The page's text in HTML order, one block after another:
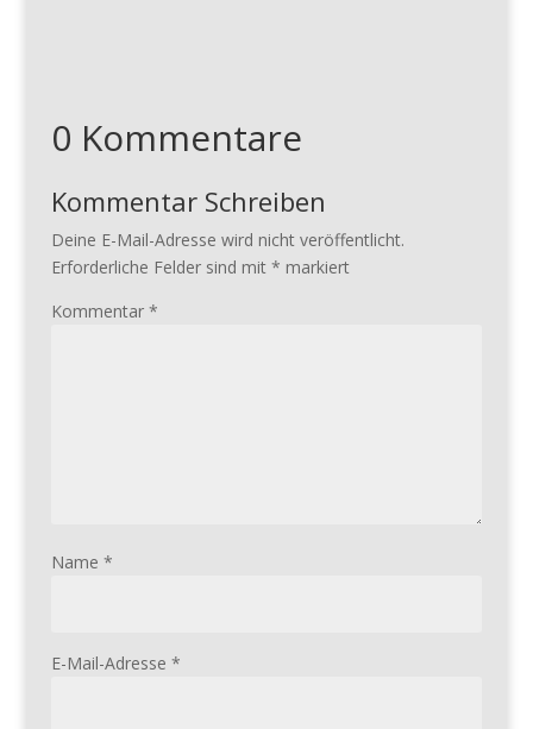
0 Kommentare
Kommentar Schreiben
Deine E-Mail-Adresse wird nicht veröffentlicht.
Erforderliche Felder sind mit * markiert
Kommentar *
Name *
E-Mail-Adresse *